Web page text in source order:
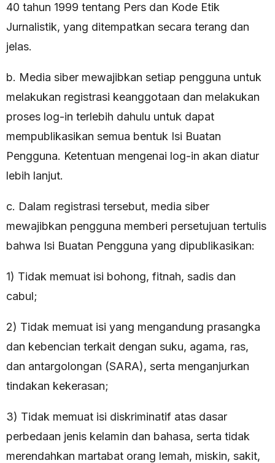
40 tahun 1999 tentang Pers dan Kode Etik
Jurnalistik, yang ditempatkan secara terang dan
jelas.
b. Media siber mewajibkan setiap pengguna untuk
melakukan registrasi keanggotaan dan melakukan
proses log-in terlebih dahulu untuk dapat
mempublikasikan semua bentuk Isi Buatan
Pengguna. Ketentuan mengenai log-in akan diatur
lebih lanjut.
c. Dalam registrasi tersebut, media siber
mewajibkan pengguna memberi persetujuan tertulis
bahwa Isi Buatan Pengguna yang dipublikasikan:
1) Tidak memuat isi bohong, fitnah, sadis dan
cabul;
2) Tidak memuat isi yang mengandung prasangka
dan kebencian terkait dengan suku, agama, ras,
dan antargolongan (SARA), serta menganjurkan
tindakan kekerasan;
3) Tidak memuat isi diskriminatif atas dasar
perbedaan jenis kelamin dan bahasa, serta tidak
merendahkan martabat orang lemah, miskin, sakit,